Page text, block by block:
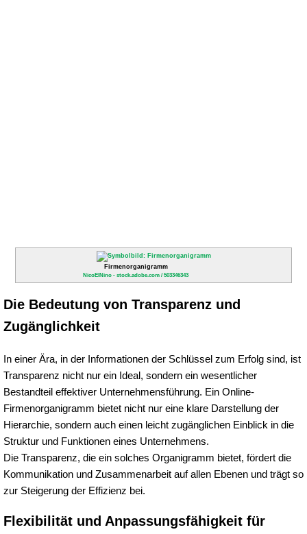
Firmenorganigramm
NicoElNino - stock.adobe.com / 503346343
Die Bedeutung von Transparenz und
Zugänglichkeit
In einer Ära, in der Informationen der Schlüssel zum Erfolg sind, ist
Transparenz nicht nur ein Ideal, sondern ein wesentlicher
Bestandteil effektiver Unternehmensführung. Ein Online-
Firmenorganigramm bietet nicht nur eine klare Darstellung der
Hierarchie, sondern auch einen leicht zugänglichen Einblick in die
Struktur und Funktionen eines Unternehmens.
Die Transparenz, die ein solches Organigramm bietet, fördert die
Kommunikation und Zusammenarbeit auf allen Ebenen und trägt so
zur Steigerung der Effizienz bei.
Flexibilität und Anpassungsfähigkeit für